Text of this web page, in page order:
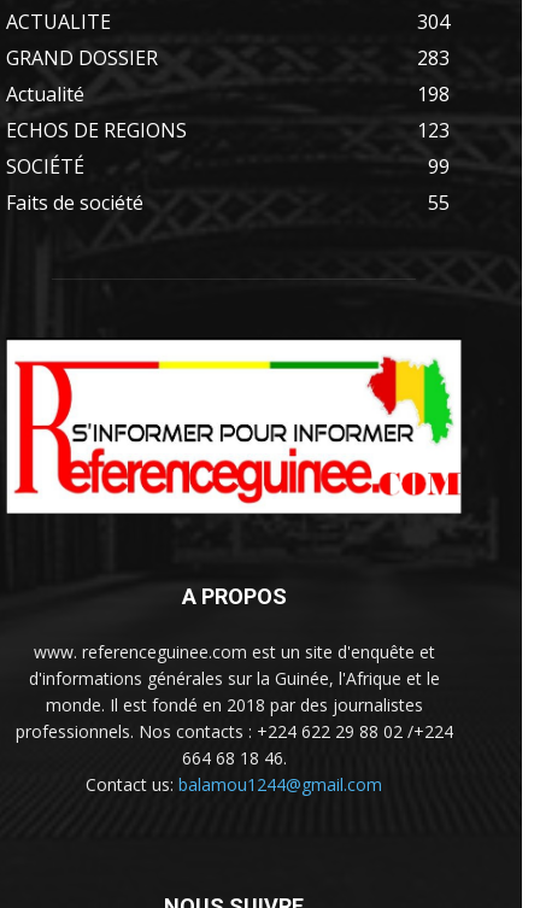
ACTUALITE
304
GRAND DOSSIER
283
Actualité
198
ECHOS DE REGIONS
123
SOCIÉTÉ
99
Faits de société
55
A PROPOS
www. referenceguinee.com est un site d'enquête et
d'informations générales sur la Guinée, l'Afrique et le
monde. Il est fondé en 2018 par des journalistes
professionnels. Nos contacts : +224 622 29 88 02 /+224
664 68 18 46.
Contact us: balamou1244@gmail.com